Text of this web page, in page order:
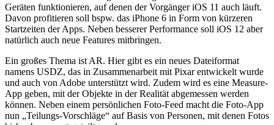
Geräten funktionieren, auf denen der Vorgänger iOS 11 auch läuft.
Davon profitieren soll bspw. das iPhone 6 in Form von kürzeren
Startzeiten der Apps. Neben besserer Performance soll iOS 12 aber
natürlich auch neue Features mitbringen.
Ein großes Thema ist AR. Hier gibt es ein neues Dateiformat
namens USDZ, das in Zusammenarbeit mit Pixar entwickelt wurde
und auch von Adobe unterstützt wird. Zudem wird es eine Measure-
App geben, mit der Objekte in der Realität abgemessen werden
können. Neben einem persönlichen Foto-Feed macht die Foto-App
nun „Teilungs-Vorschläge“ auf Basis von Personen, mit denen Fotos